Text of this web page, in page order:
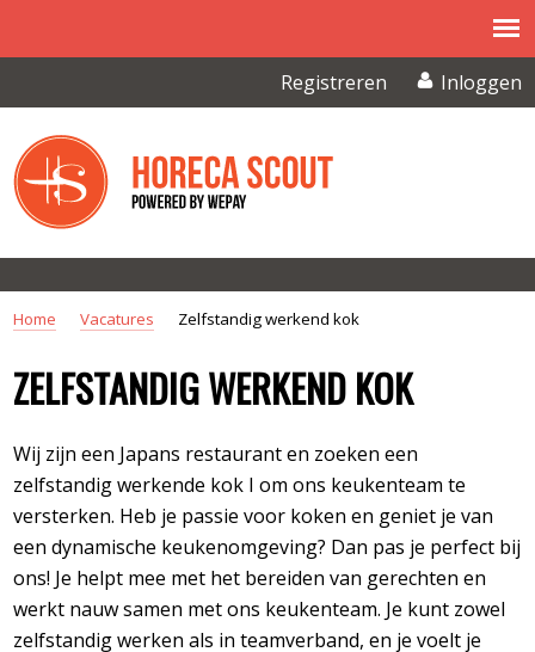
Overslaan en naar de inhoud gaanRegistreren Inloggen
Home Vacatures Zelfstandig werkend kok
ZELFSTANDIG WERKEND KOK
Wij zijn een Japans restaurant en zoeken een
zelfstandig werkende kok I om ons keukenteam te
versterken. Heb je passie voor koken en geniet je van
een dynamische keukenomgeving? Dan pas je perfect bij
ons! Je helpt mee met het bereiden van gerechten en
werkt nauw samen met ons keukenteam. Je kunt zowel
zelfstandig werken als in teamverband, en je voelt je